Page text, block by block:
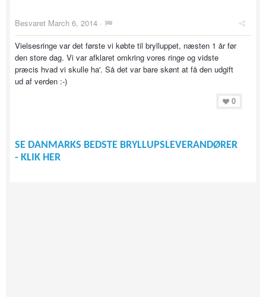
Besvaret March 6, 2014 ·
Vielsesringe var det første vi købte til brylluppet, næsten 1 år før
den store dag. Vi var afklaret omkring vores ringe og vidste
præcis hvad vi skulle ha'. Så det var bare skønt at få den udgift
ud af verden :-)
0
SE DANMARKS BEDSTE BRYLLUPSLEVERANDØRER
- KLIK HER